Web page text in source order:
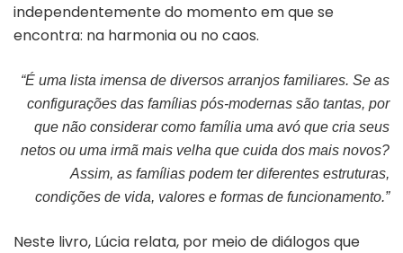
independentemente do momento em que se
encontra: na harmonia ou no caos.
“É uma lista imensa de diver­sos arranjos familiares. Se as
configurações das famílias pós-modernas são tantas, por
que não considerar como família uma avó que cria seus
netos ou uma irmã mais velha que cuida dos mais novos?
Assim, as famílias podem ter diferentes estruturas,
condições de vida, valores e formas de funcionamento.”
Neste livro, Lúcia relata, por meio de diálogos que